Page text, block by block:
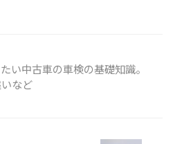
い中古車の車検の基礎知識。
など